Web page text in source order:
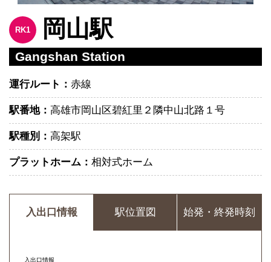
RK1 岡山駅
Gangshan Station
運行ルート： 赤線
駅番地： 高雄市岡山区碧紅里２隣中山北路１号
駅種別： 高架駅
プラットホーム： 相対式ホーム
入出口情報 駅位置図 始発・終発時刻
入出口情報